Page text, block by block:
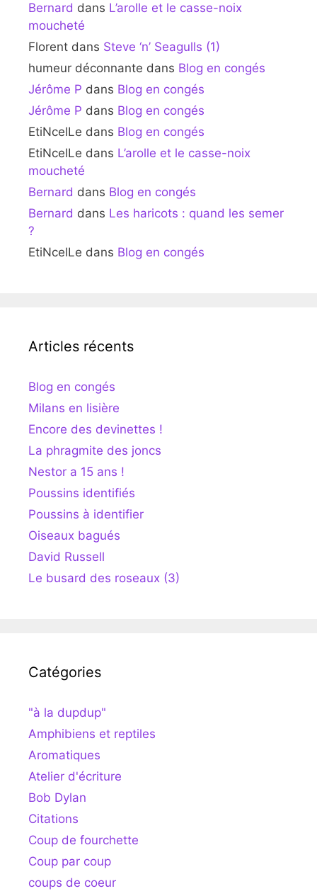
Bernard dans L’arolle et le casse-noix
moucheté
Florent dans Steve ‘n’ Seagulls (1)
humeur déconnante dans Blog en congés
Jérôme P dans Blog en congés
Jérôme P dans Blog en congés
EtiNcelLe dans Blog en congés
EtiNcelLe dans L’arolle et le casse-noix
moucheté
Bernard dans Blog en congés
Bernard dans Les haricots : quand les semer
?
EtiNcelLe dans Blog en congés
Articles récents
Blog en congés
Milans en lisière
Encore des devinettes !
La phragmite des joncs
Nestor a 15 ans !
Poussins identifiés
Poussins à identifier
Oiseaux bagués
David Russell
Le busard des roseaux (3)
Catégories
"à la dupdup"
Amphibiens et reptiles
Aromatiques
Atelier d'écriture
Bob Dylan
Citations
Coup de fourchette
Coup par coup
coups de coeur